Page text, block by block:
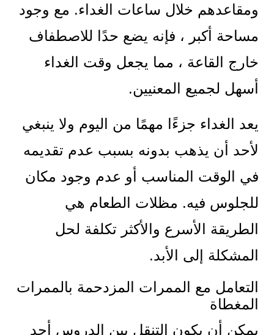
ومقاعدهم خلال ساعات الغداء. مع وجود
مساحة أكبر ، فإنه يضع حدًا للاصطفاف
خارج القاعة ، مما يجعل وقت الغداء
أسهل لجميع المعنيين.
يعد الغداء جزءًا مهمًا من اليوم ولا ينبغي
لأحد أن يذهب بدونه بسبب عدم تقديمه
في الوقت المناسب أو عدم وجود مكان
للجلوس فيه. مظلات الطعام هي
الطريقة الأسرع والأكثر تكلفة لحل
المشكلة إلى الأبد.
التعامل مع الممرات المزدحمة بالممرات
المغطاة
يمكن أن يكون التنقل بين الدروس أحد